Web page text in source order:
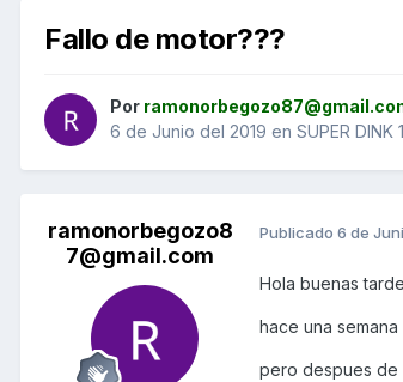
Fallo de motor???
Por
6 de Junio del 2019 en SUPER DINK
ramonorbegozo8
7@gmail.com
Publicado 6 de
Hola buenas
hace una
pero despues de